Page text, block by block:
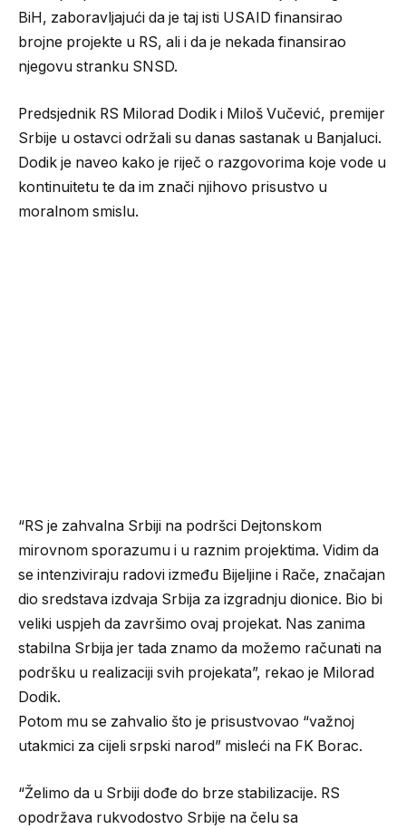
BiH, zaboravljajući da je taj isti USAID finansirao
brojne projekte u RS, ali i da je nekada finansirao
njegovu stranku SNSD.
Predsjednik RS Milorad Dodik i Miloš Vučević, premijer
Srbije u ostavci održali su danas sastanak u Banjaluci.
Dodik je naveo kako je riječ o razgovorima koje vode u
kontinuitetu te da im znači njihovo prisustvo u
moralnom smislu.
“RS je zahvalna Srbiji na podršci Dejtonskom
mirovnom sporazumu i u raznim projektima. Vidim da
se intenziviraju radovi između Bijeljine i Rače, značajan
dio sredstava izdvaja Srbija za izgradnju dionice. Bio bi
veliki uspjeh da završimo ovaj projekat. Nas zanima
stabilna Srbija jer tada znamo da možemo računati na
podršku u realizaciji svih projekata”, rekao je Milorad
Dodik.
Potom mu se zahvalio što je prisustvovao “važnoj
utakmici za cijeli srpski narod” misleći na FK Borac.
“Želimo da u Srbiji dođe do brze stabilizacije. RS
opodržava rukvodostvo Srbije na čelu sa